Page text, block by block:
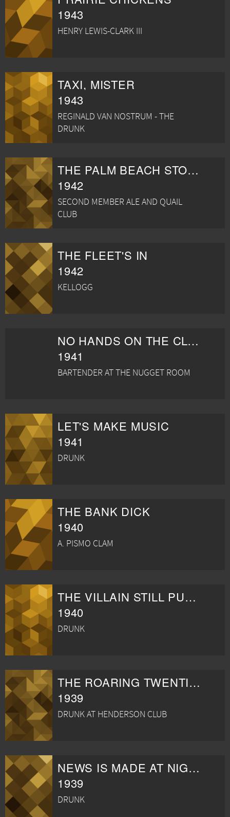
1943
HENRY LEWIS-CLARK III
TAXI, MISTER
1943
REGINALD VAN NOSTRUM - THE
DRUNK
THE PALM BEACH STORY
1942
SECOND MEMBER ALE AND QUAIL
CLUB
THE FLEET'S IN
1942
KELLOGG
NO HANDS ON THE CLOCK
1941
BARTENDER AT THE NUGGET ROOM
LET'S MAKE MUSIC
1941
DRUNK
THE BANK DICK
1940
A. PISMO CLAM
THE VILLAIN STILL PURSUED HER
1940
DRUNK
THE ROARING TWENTIES
1939
DRUNK AT HENDERSON CLUB
NEWS IS MADE AT NIGHT
1939
DRUNK